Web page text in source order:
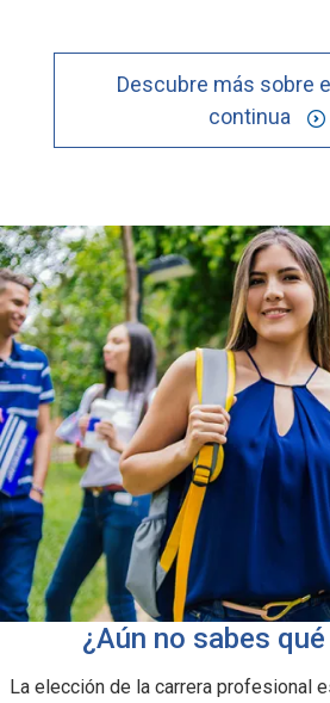
Descubre más sobre
continua
¿Aún no sabes
La elección de la carrera profesional